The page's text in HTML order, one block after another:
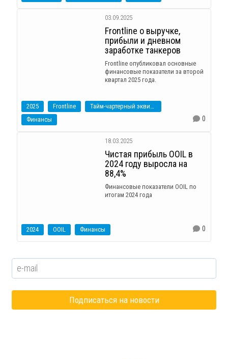
03.09.2025
Frontline о выручке,
прибыли и дневном
заработке танкеров
Frontline опубликовал основные
финансовые показатели за второй
квартал 2025 года.
2025 Frontline
Тайм-чартерный эквивалент
Финансы
0
18.03.2025
Чистая прибыль OOIL в
2024 году выросла на
88,4%
Финансовые показатели OOIL по
итогам 2024 года
2024 OOIL Финансы 0